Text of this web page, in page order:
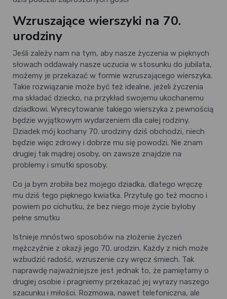
Wzruszające wierszyki na 70.
urodziny
Jeśli zależy nam na tym, aby nasze życzenia w pięknych
słowach oddawały nasze uczucia w stosunku do jubilata,
możemy je przekazać w formie wzruszającego wierszyka.
Takie rozwiązanie może być też idealne, jeżeli życzenia
ma składać dziecko, na przykład swojemu ukochanemu
dziadkowi. Wyrecytowanie takiego wierszyka z pewnością
będzie wyjątkowym wydarzeniem dla całej rodziny.
Dziadek mój kochany 70. urodziny dziś obchodzi, niech
będzie więc zdrowy i dobrze mu się powodzi. Nie znam
drugiej tak mądrej osoby, on zawsze znajdzie na
problemy i smutki sposoby.
Co ja bym zrobiła bez mojego dziadka, dlatego wręczę
mu dziś tego pięknego kwiatka. Przytulę go też mocno i
powiem po cichutku, że bez niego moje życie byłoby
pełne smutku
Istnieje mnóstwo sposobów na złożenie życzeń
mężczyźnie z okazji jego 70. urodzin. Każdy z nich może
wzbudzić radość, wzruszenie czy wręcz śmiech. Tak
naprawdę najważniejsze jest jednak to, że pamiętamy o
drugiej osobie i pragniemy przekazać jej wyrazy naszego
szacunku i miłości. Rozmowa, nawet telefoniczna, ale